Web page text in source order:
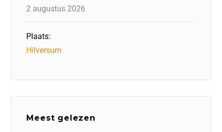
2 augustus 2026
Plaats:
Hilversum
Meest gelezen